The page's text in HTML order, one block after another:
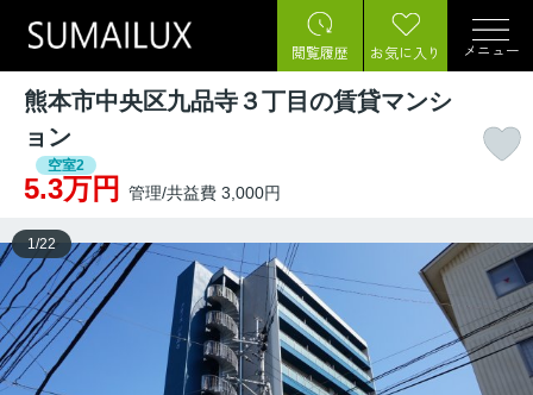
閲覧履歴 お気に入り メニュー
熊本市中央区九品寺３丁目の賃貸マンシ
ョン
空室2
5.3万円 管理/共益費 3,000円
1 /22